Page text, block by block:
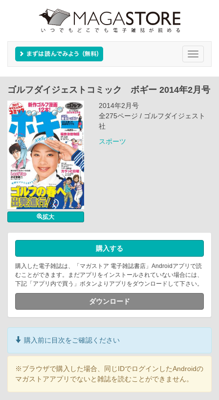
Toggle
ゴルフダイジェストコミック ボギー 2014年2月号
拡大
2014年2月号
全275ページ / ゴルフダイジェスト
社
スポーツ
購入する
購入した電子雑誌は、「マガストア 電子雑誌書店」Androidアプリで読
むことができます。まだアプリをインストールされていない場合には、
下記「アプリ内で買う」ボタンよりアプリをダウンロードして下さい。
ダウンロード
購入前に目次をご確認ください
※ブラウザで購入した場合、同じIDでログインしたAndroidの
マガストアアプリでないと雑誌を読むことができません。